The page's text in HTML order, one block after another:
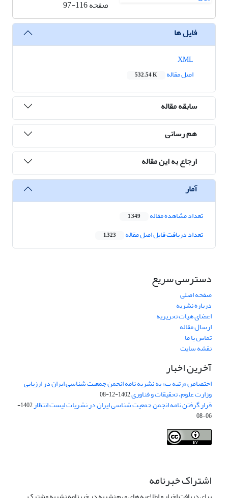
صفحه97-116
فایل ها
اصل مقاله
532.54 K
سابقه مقاله
هم رسانی
ارجاع به این مقاله
آمار
تعداد مشاهده مقاله 1,349
تعداد دریافت فایل اصل مقاله 1,323
دسترسی سریع
صفحه اصلی
درباره نشریه
اعضای هیات تحریریه
ارسال مقاله
تماس با ما
نقشه سایت
آخرین اخبار
اختصاص «رتبه ب» به نشریه نامه انجمن جمعیت شناسی ایران در ارزیابی
وزارت علوم، تحقیقات و فناوری1402-12-08
قرار گرفتن نامه انجمن جمعیت شناسی ایران در نشریات لیست انتظار
1402-
06-08
اشتراک خبرنامه